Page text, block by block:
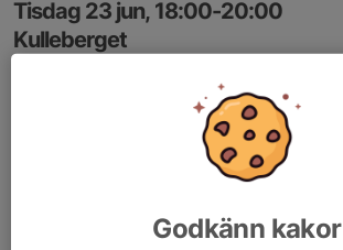
Tisdag 23 jun, 18:00-20:00
Kulleberget
Godkänn kakor